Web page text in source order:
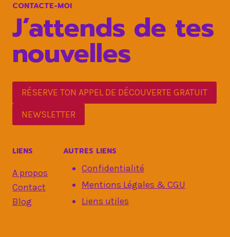
CONTACTE-MOI
J’attends de tes
nouvelles
RÉSERVE TON APPEL DE DÉCOUVERTE GRATUIT
NEWSLETTER
LIENS
A propos
Contact
Blog
AUTRES LIENS
Confidentialité
Mentions Légales & CGU
Liens utiles